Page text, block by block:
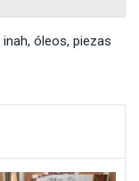
inah, óleos, piezas